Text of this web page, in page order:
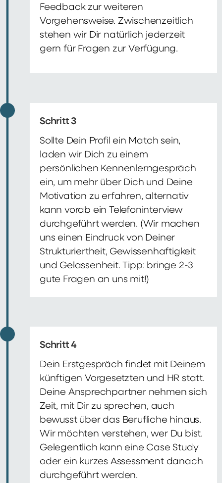
Feedback zur weiteren
Vorgehensweise. Zwischenzeitlich
stehen wir Dir natürlich jederzeit
gern für Fragen zur Verfügung.
Schritt 3
Sollte Dein Profil ein Match sein,
laden wir Dich zu einem
persönlichen Kennenlerngespräch
ein, um mehr über Dich und Deine
Motivation zu erfahren, alternativ
kann vorab ein Telefoninterview
durchgeführt werden. (Wir machen
uns einen Eindruck von Deiner
Strukturiertheit, Gewissenhaftigkeit
und Gelassenheit. Tipp: bringe 2-3
gute Fragen an uns mit!)
Schritt 4
Dein Erstgespräch findet mit Deinem
künftigen Vorgesetzten und HR statt.
Deine Ansprechpartner nehmen sich
Zeit, mit Dir zu sprechen, auch
bewusst über das Berufliche hinaus.
Wir möchten verstehen, wer Du bist.
Gelegentlich kann eine Case Study
oder ein kurzes Assessment danach
durchgeführt werden.